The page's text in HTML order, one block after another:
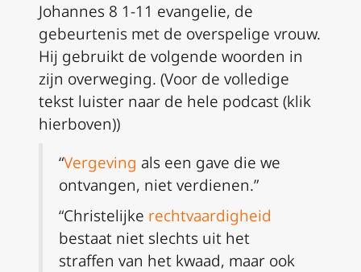
Johannes 8 1-11 evangelie, de
gebeurtenis met de overspelige vrouw.
Hij gebruikt de volgende woorden in
zijn overweging. (Voor de volledige
tekst luister naar de hele podcast (klik
hierboven))
“Vergeving als een gave die we
ontvangen, niet verdienen.”
“Christelijke rechtvaardigheid
bestaat niet slechts uit het
straffen van het kwaad, maar ook